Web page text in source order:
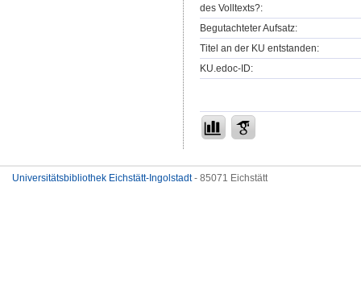
des Volltexts?:
Begutachteter Aufsatz:
Titel an der KU entstanden:
KU.edoc-ID:
Universitätsbibliothek Eichstätt-Ingolstadt- 85071 Eichstätt